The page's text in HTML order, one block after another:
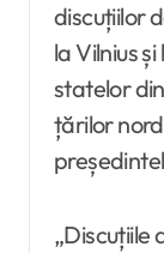
discuțiilor
la Vilnius
statelor
țărilor
„Discuțiile